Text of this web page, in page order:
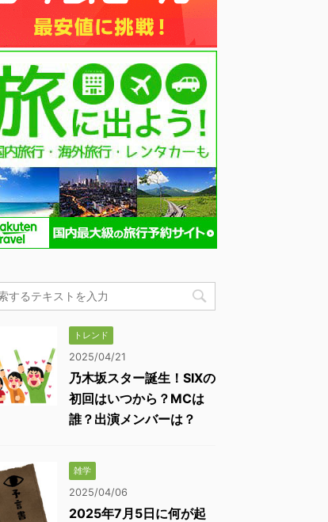
トレンド
2025/04/21
乃木坂スター誕生！SIXの
初回はいつから？MCは
誰？出演メンバーは？
雑学
2025/04/06
2025年7月5日に何が起